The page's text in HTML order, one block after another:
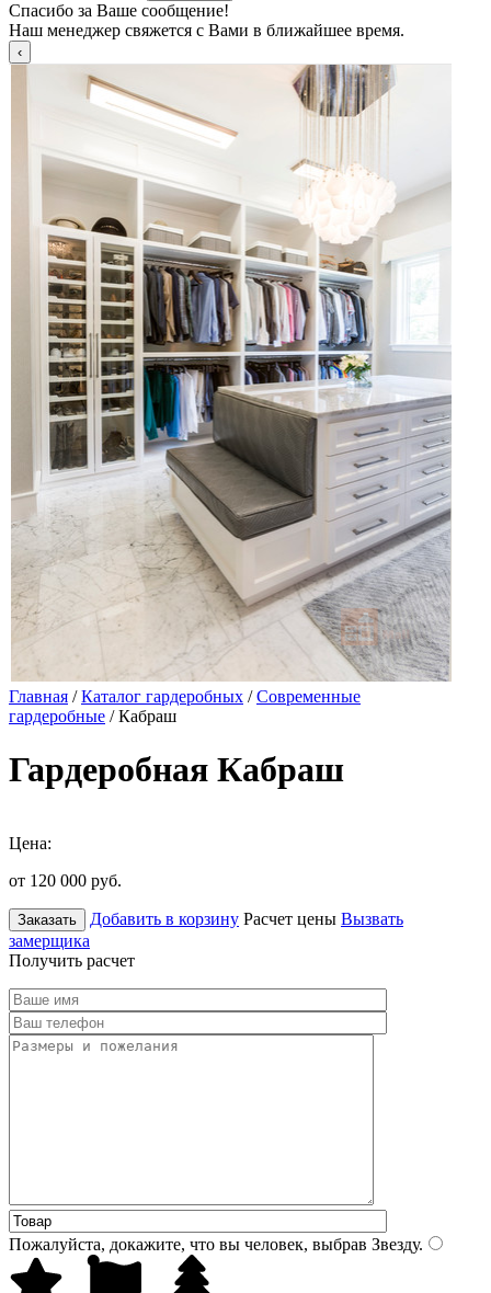
Спасибо за Ваше сообщение!
Наш менеджер свяжется с Вами в ближайшее время.
Главная /Каталог гардеробных /Современные
гардеробные / Кабраш
Гардеробная Кабраш
Цена:
от 120 000 руб.
Заказать Добавить в корзину Расчет цены Вызвать
замерщика
Получить расчет
Пожалуйста, докажите, что вы человек, выбрав Звезду.